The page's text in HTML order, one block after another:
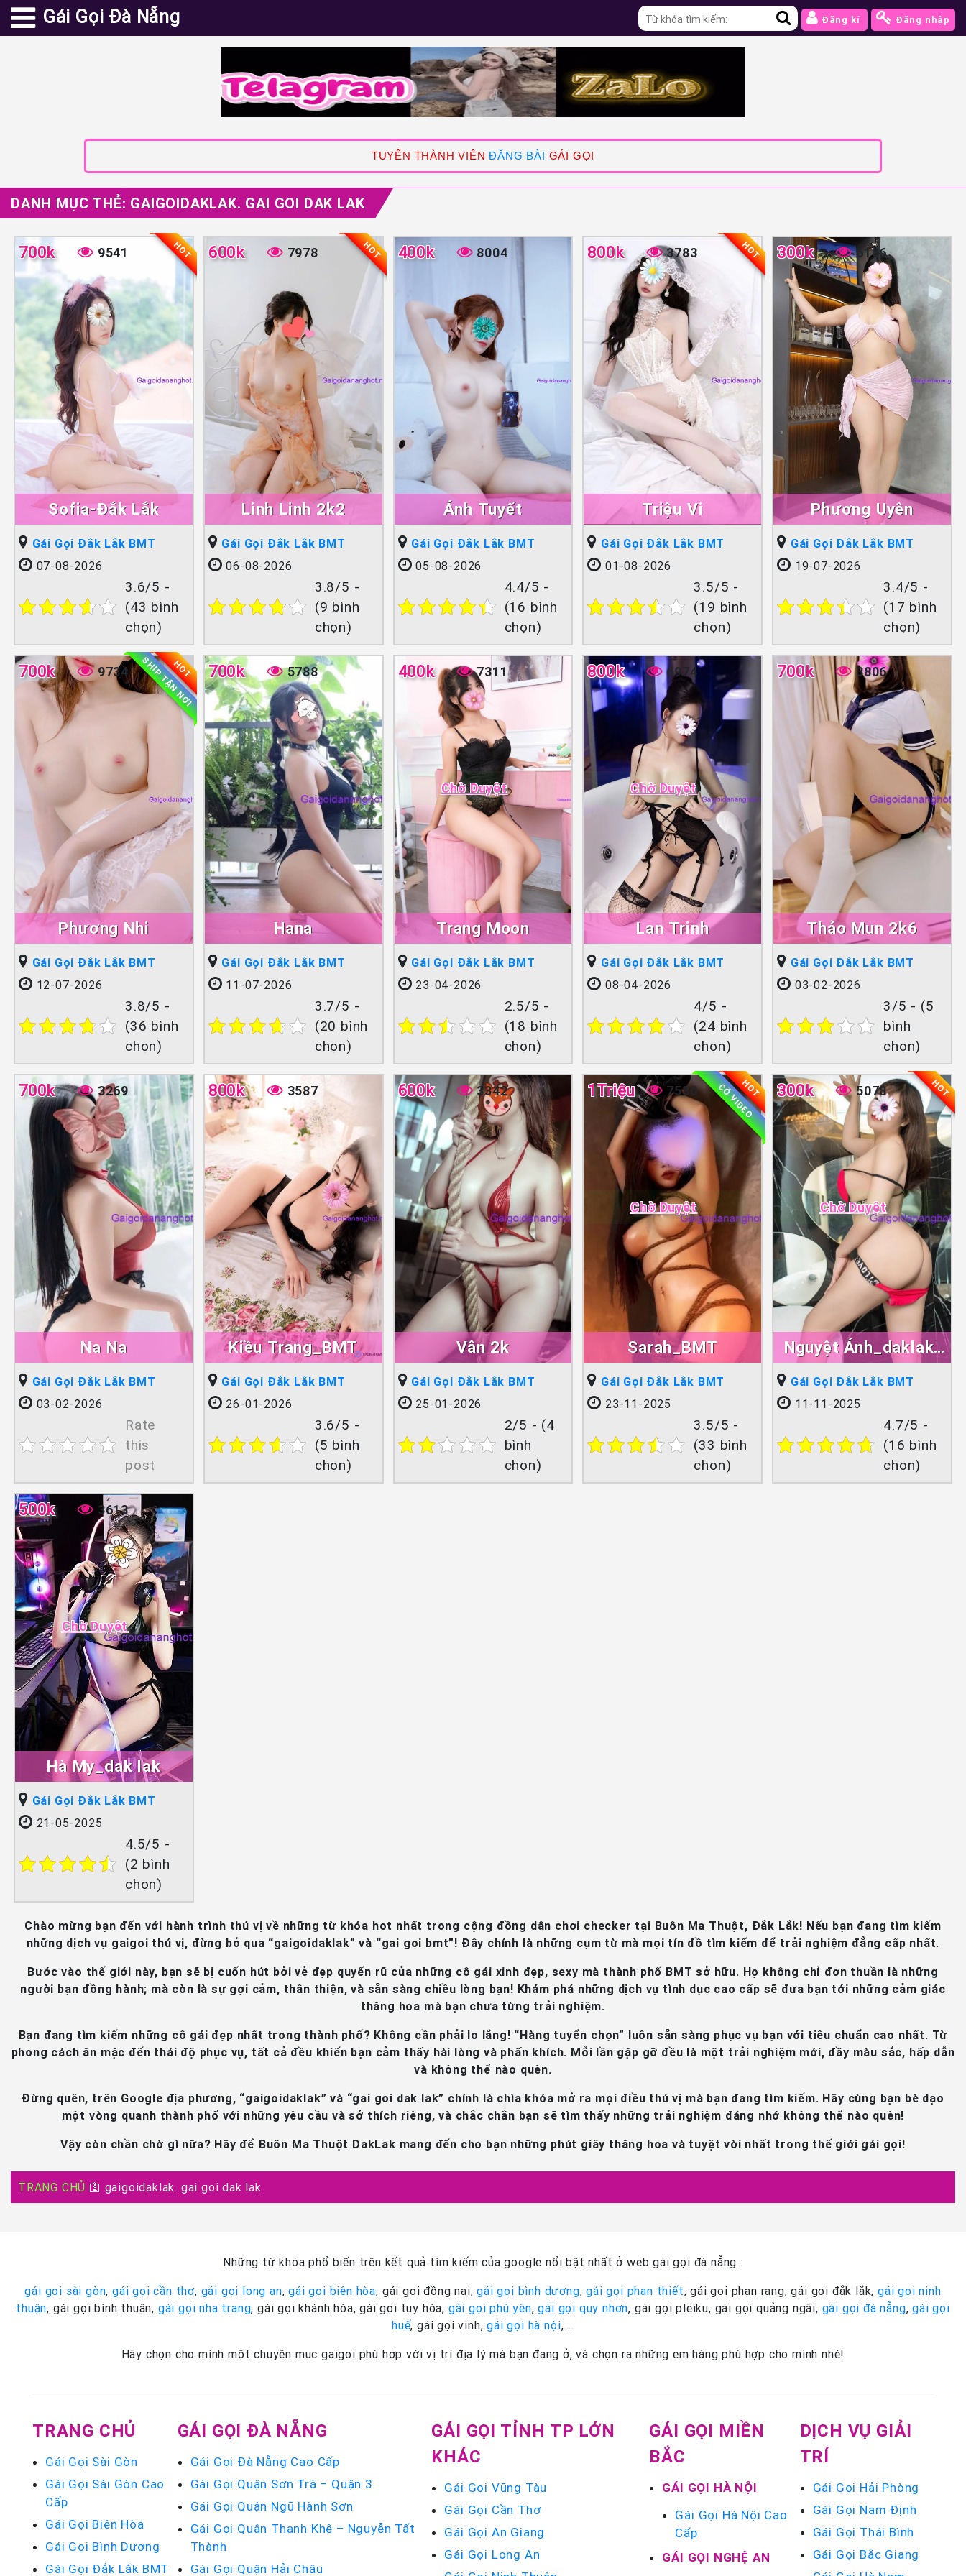
Gái Gọi Đà Nẵng Đăng kí Đăng nhập
TUYỂN THÀNH VIÊNĐĂNG BÀI GÁI GỌI
DANH MỤC THẺ: GAIGOIDAKLAK. GAI GOI DAK LAK
Sofia-Đắk Lắk
700k 9541 HOT
Gái Gọi Đắk Lắk BMT
07-08-2026
3.6/5 -
(43 bình
chọn)
Linh Linh 2k2
600k 7978 HOT
Gái Gọi Đắk Lắk BMT
06-08-2026
3.8/5 -
(9 bình
chọn)
Ánh Tuyết
400k 8004
Gái Gọi Đắk Lắk BMT
05-08-2026
4.4/5 -
(16 bình
chọn)
Triệu Vi
800k 3783 HOT
Gái Gọi Đắk Lắk BMT
01-08-2026
3.5/5 -
(19 bình
chọn)
Phương Uyên
300k 6166
Gái Gọi Đắk Lắk BMT
19-07-2026
3.4/5 -
(17 bình
chọn)
Phương Nhi
700k 9734 HOT
SHIP TẬN NƠI
Gái Gọi Đắk Lắk BMT
12-07-2026
3.8/5 -
(36 bình
chọn)
Hana
700k 5788
Gái Gọi Đắk Lắk BMT
11-07-2026
3.7/5 -
(20 bình
chọn)
Trang Moon
400k 7311
Chờ Duyệt
Gái Gọi Đắk Lắk BMT
23-04-2026
2.5/5 -
(18 bình
chọn)
Lan Trinh
800k 6974
Chờ Duyệt
Gái Gọi Đắk Lắk BMT
08-04-2026
4/5 -
(24 bình
chọn)
Thảo Mun 2k6
700k 3806
Gái Gọi Đắk Lắk BMT
03-02-2026
3/5 - (5
bình
chọn)
Na Na
700k 3269
Gái Gọi Đắk Lắk BMT
03-02-2026
Rate
this
post
Kiều Trang_BMT
800k 3587
Gái Gọi Đắk Lắk BMT
26-01-2026
3.6/5 -
(5 bình
chọn)
Vân 2k
600k 3342
Gái Gọi Đắk Lắk BMT
25-01-2026
2/5 - (4
bình
chọn)
Sarah_BMT
1Triệu 7530 HOT
CÓ VIDEO
Chờ Duyệt
Gái Gọi Đắk Lắk BMT
23-11-2025
3.5/5 -
(33 bình
chọn)
Nguyệt Ánh_daklak-
Bmt
300k 5078 HOT
Chờ Duyệt
Gái Gọi Đắk Lắk BMT
11-11-2025
4.7/5 -
(16 bình
chọn)
Hà My_dak lak
500k 3613
Chờ Duyệt
Gái Gọi Đắk Lắk BMT
21-05-2025
4.5/5 -
(2 bình
chọn)
Chào mừng bạn đến với hành trình thú vị về những từ khóa hot nhất trong cộng đồng dân chơi checker tại Buôn Ma Thuột, Đắk Lắk! Nếu bạn đang tìm kiếm
những dịch vụ gaigoi thú vị, đừng bỏ qua “gaigoidaklak” và “gai goi bmt”! Đây chính là những cụm từ mà mọi tín đồ tìm kiếm để trải nghiệm đẳng cấp nhất.
Bước vào thế giới này, bạn sẽ bị cuốn hút bởi vẻ đẹp quyến rũ của những cô gái xinh đẹp, sexy mà thành phố BMT sở hữu. Họ không chỉ đơn thuần là những
người bạn đồng hành; mà còn là sự gợi cảm, thân thiện, và sẵn sàng chiều lòng bạn! Khám phá những dịch vụ tình dục cao cấp sẽ đưa bạn tới những cảm giác
thăng hoa mà bạn chưa từng trải nghiệm.
Bạn đang tìm kiếm những cô gái đẹp nhất trong thành phố? Không cần phải lo lắng! “Hàng tuyển chọn” luôn sẵn sàng phục vụ bạn với tiêu chuẩn cao nhất. Từ
phong cách ăn mặc đến thái độ phục vụ, tất cả đều khiến bạn cảm thấy hài lòng và phấn khích. Mỗi lần gặp gỡ đều là một trải nghiệm mới, đầy màu sắc, hấp dẫn
và không thể nào quên.
Đừng quên, trên Google địa phương, “gaigoidaklak” và “gai goi dak lak” chính là chìa khóa mở ra mọi điều thú vị mà bạn đang tìm kiếm. Hãy cùng bạn bè dạo
một vòng quanh thành phố với những yêu cầu và sở thích riêng, và chắc chắn bạn sẽ tìm thấy những trải nghiệm đáng nhớ không thể nào quên!
Vậy còn chần chờ gì nữa? Hãy để Buôn Ma Thuột DakLak mang đến cho bạn những phút giây thăng hoa và tuyệt vời nhất trong thế giới gái gọi!
TRANG CHỦ 🛐 gaigoidaklak. gai goi dak lak
Những từ khóa phổ biến trên kết quả tìm kiếm của google nổi bật nhất ở web gái gọi đà nẵng :
gái gọi sài gòn,gái gọi cần thơ, gái gọi long an,gái gọi biên hòa, gái gọi đồng nai,gái gọi bình dương,gái gọi phan thiết, gái gọi phan rang, gái gọi đắk lắk, gái gọi ninh
thuận, gái gọi bình thuận, gái gọi nha trang, gái gọi khánh hòa, gái gọi tuy hòa, gái gọi phú yên,gái gọi quy nhơn, gái gọi pleiku, gái gọi quảng ngãi, gái gọi đà nẵng,gái gọi
huế, gái gọi vinh,gái gọi hà nội,….
Hãy chọn cho mình một chuyên mục gaigoi phù hợp với vị trí địa lý mà bạn đang ở, và chọn ra những em hàng phù hợp cho mình nhé!
TRANG CHỦ
Gái Gọi Sài Gòn
Gái Gọi Sài Gòn Cao
Cấp
Gái Gọi Biên Hòa
Gái Gọi Bình Dương
Gái Gọi Đắk Lắk BMT
GÁI GỌI ĐÀ NẴNG
Gái Gọi Đà Nẵng Cao Cấp
Gái Gọi Quận Sơn Trà – Quận 3
Gái Gọi Quận Ngũ Hành Sơn
Gái Gọi Quận Thanh Khê – Nguyễn Tất
Thành
Gái Gọi Quận Hải Châu
GÁI GỌI TỈNH TP LỚN
KHÁC
Gái Gọi Vũng Tàu
Gái Gọi Cần Thơ
Gái Gọi An Giang
Gái Gọi Long An
GÁI GỌI MIỀN
BẮC
GÁI GỌI HÀ NỘI
Gái Gọi Hà Nội Cao
Cấp
GÁI GỌI NGHỆ AN
DỊCH VỤ GIẢI
TRÍ
Gái Gọi Hải Phòng
Gái Gọi Nam Định
Gái Gọi Thái Bình
Gái Gọi Bắc Giang